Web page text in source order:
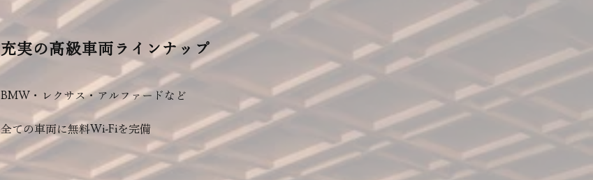
充実の高級車両ラインナップ
BMW・レクサス・アルファードなど
全ての車両に無料Wi-Fiを完備